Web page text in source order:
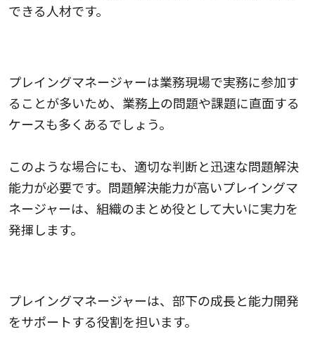
できる人材です。
プレイングマネージャーは業務現場で実務に参加す
ることが多いため、業務上の問題や課題に直面する
ケースも多くあるでしょう。
このような場合にも、適切な判断と迅速な問題解決
能力が必要です。問題解決能力が高いプレイングマ
ネージャーは、組織のまとめ役として大いに実力を
発揮します。
プレイングマネージャーは、部下の成長と能力開発
をサポートする役割を担います。